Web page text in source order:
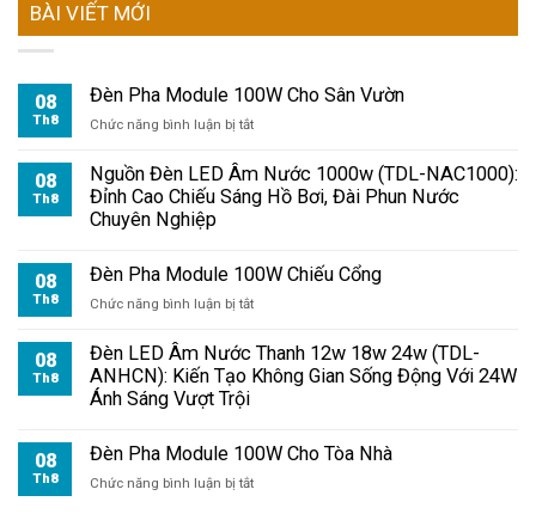
BÀI VIẾT MỚI
08
Th8
Đèn Pha Module 100W Cho Sân Vườn
Chức năng bình luận bị tắtở
Pha
Module
100W
Vườn
08
Th8
Nguồn Đèn LED Âm Nước 1000w (TDL-NAC1000):
Đỉnh Cao Chiếu Sáng Hồ Bơi, Đài Phun Nước
Chuyên Nghiệp
08
Th8
Đèn Pha Module 100W Chiếu Cổng
Chức năng bình luận bị tắtở
Pha
Module
08
Th8
Đèn LED Âm Nước Thanh 12w 18w 24w (TDL-
ANHCN): Kiến Tạo Không Gian Sống Động Với 24W
Ánh Sáng Vượt Trội
08
Th8
Đèn Pha Module 100W Cho Tòa Nhà
Chức năng bình luận bị tắtở